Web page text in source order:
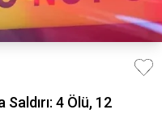
4 Ölü, 12